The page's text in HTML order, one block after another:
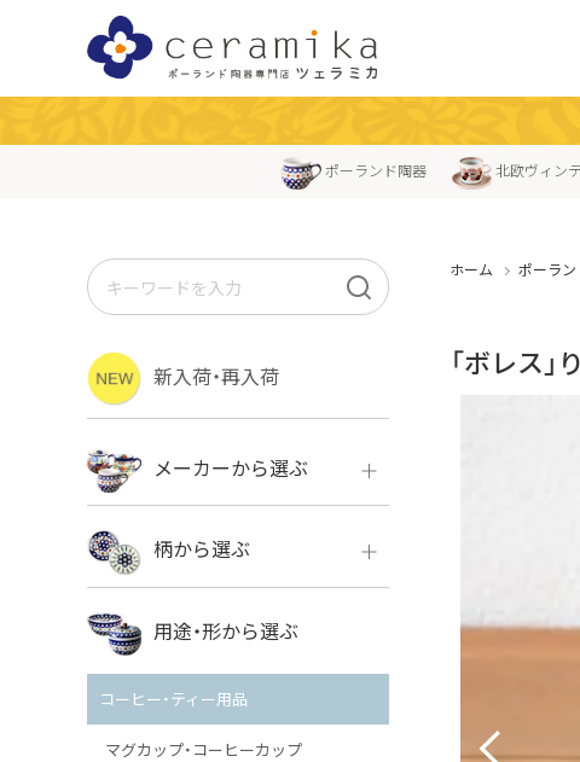
ポーランド陶器 北欧ヴィン
ホーム ポーラ
「ボレス
新入荷・再入荷
メーカーから選ぶ
ボレス
VENA
ミレナ
柄から選ぶ
ボレス
用途・形から選ぶ
コーヒー・ティー用品
マグカップ・コーヒーカップ